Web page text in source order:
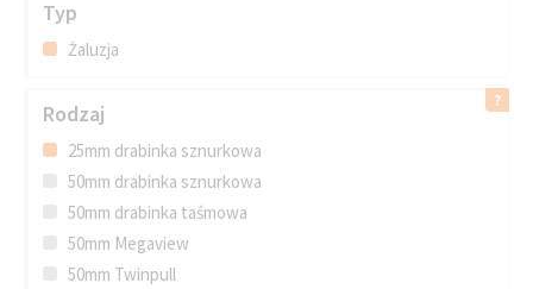
Typ
Żaluzja
Rodzaj
25mm drabinka sznurkowa
50mm drabinka sznurkowa
50mm drabinka taśmowa
50mm Megaview
50mm Twinpull